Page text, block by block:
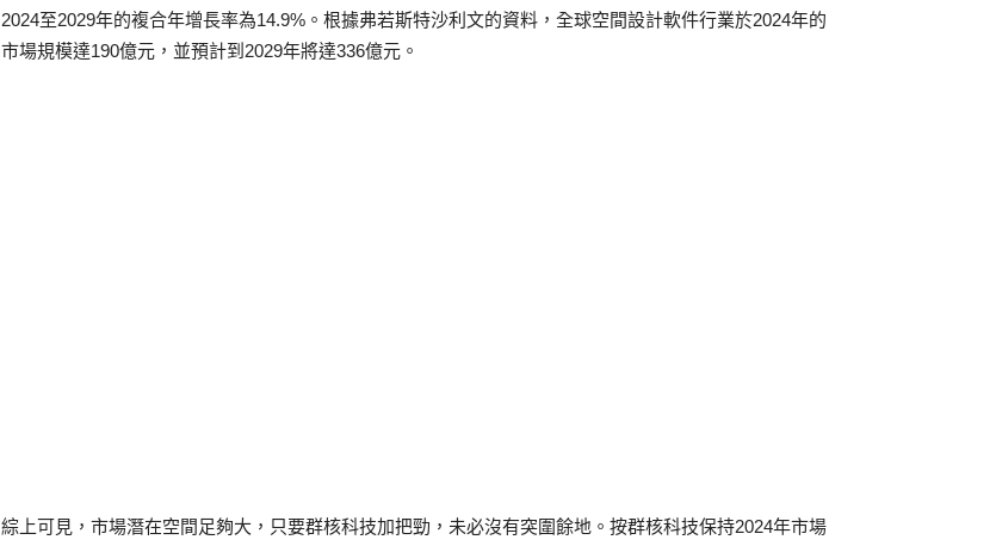
2024至2029年的複合年增長率為14.9%。根據弗若斯特沙利文的資料，全球空間設計軟件行業於2024年的
市場規模達190億元，並預計到2029年將達336億元。
綜上可見，市場潛在空間足夠大，只要群核科技加把勁，未必沒有突圍餘地。按群核科技保持2024年市場